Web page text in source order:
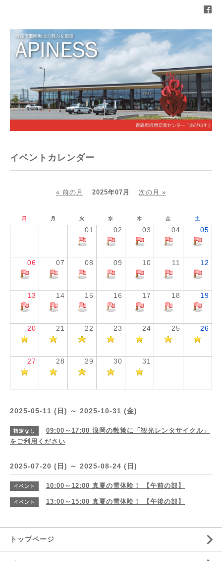
イベントカレンダー
« 前の月 2025年07月 次の月 »
日 月 火 水 木 金 土
01 02 03 04 05
06 07 08 09 10 11 12
13 14 15 16 17 18 19
20 21 22 23 24 25 26
27 28 29 30 31
2025-05-11 (日) ～ 2025-10-31 (金)
指定なし 09:00～17:00 浪岡の散策に「観光レンタサイクル」
をご利用ください
2025-07-20 (日) ～ 2025-08-24 (日)
イベント 10:00～12:00 真夏の雪体験！ 【午前の部】
イベント 13:00～15:00 真夏の雪体験！ 【午後の部】
トップページ